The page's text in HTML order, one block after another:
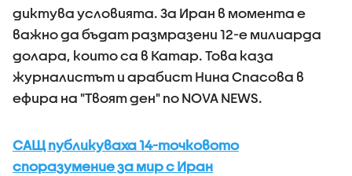
диктува условията. За Иран в момента е
важно да бъдат размразени 12-е милиарда
долара, които са в Катар. Това каза
журналистът и арабист Нина Спасова в
ефира на "Твоят ден" по NOVA NEWS.
САЩ публикуваха 14-точковото
споразумение за мир с Иран